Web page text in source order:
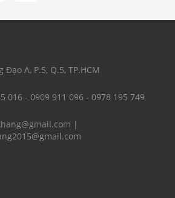
Đạo A, P.5, Q.5, TP.HCM
016 - 0909 911 096 - 0978 195 749
|